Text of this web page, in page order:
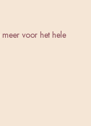
voor het hele